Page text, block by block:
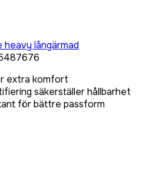
heavy långärmad
487676
extra komfort
säkerställer hållbarhet
för bättre passform